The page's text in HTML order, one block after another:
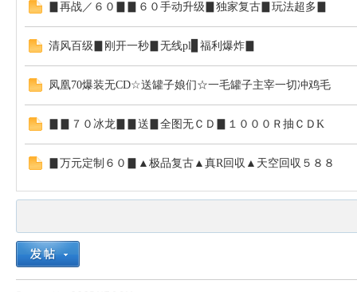
▊再战／６０▊▊６０手动升级▊独家复古▊玩法超多▊
清风百级▊刚开一秒▊无线pl▊福利爆炸▊
凤凰70爆装无CD☆送罐子娘们☆一毛罐子主宰一切冲鸡毛
▊▊７０冰龙▊▊送▊全图无ＣＤ▊１０００Ｒ抽ＣＤK
▊万元定制６０▊▲极品复古▲真R回収▲天空回収５８８